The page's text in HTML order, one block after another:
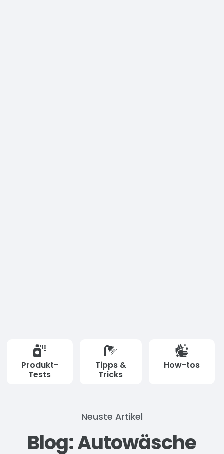
Produkt-
Tests
Tipps &
Tricks
How-tos
Neuste Artikel
Blog: Autowäsche